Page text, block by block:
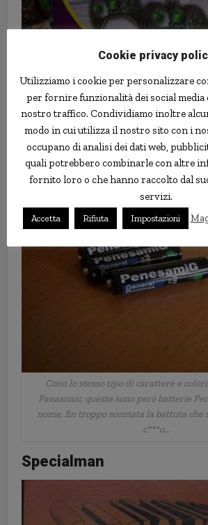
Arriva dal Messico questa imitazione
PenesamiG
Cono lo stesso tipo di carattere e
Panasonic, queste sono però batterie
nome, fin troppo scontata la battuta che
c***o…
Specialman
Cookie privacy
Utilizziamo i cookie per personalizzare
per fornire funzionalità dei social media
nostro traffico. Condividiamo inoltre
modo in cui utilizza il nostro sito con i
occupano di analisi dei dati web,
quali potrebbero combinarle con altre
fornito loro o che hanno raccolto dal
servizi.
Accetta Rifiuta Impostazioni